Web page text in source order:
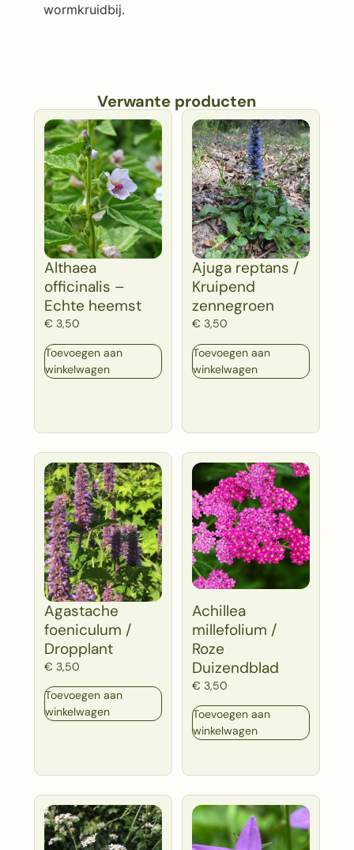
wormkruidbij.
Verwante producten
Althaea
officinalis –
Echte heemst
€ 3,50
Toevoegen aan
winkelwagen
Ajuga reptans /
Kruipend
zennegroen
€ 3,50
Toevoegen aan
winkelwagen
Agastache
foeniculum /
Dropplant
€ 3,50
Toevoegen aan
winkelwagen
Achillea
millefolium /
Roze
Duizendblad
€ 3,50
Toevoegen aan
winkelwagen